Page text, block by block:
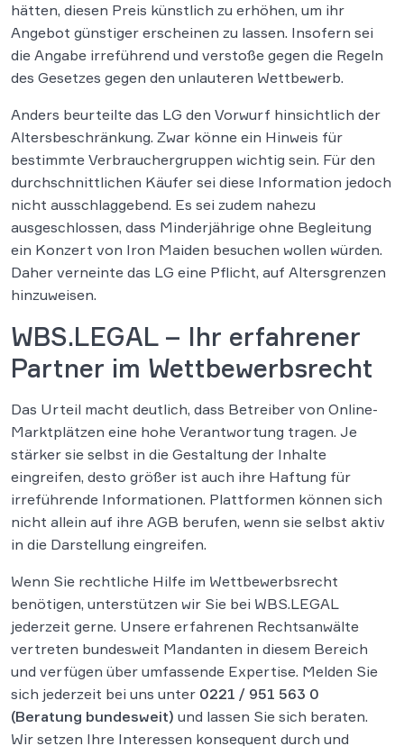
hätten, diesen Preis künstlich zu erhöhen, um ihr
Angebot günstiger erscheinen zu lassen. Insofern sei
die Angabe irreführend und verstoße gegen die Regeln
des Gesetzes gegen den unlauteren Wettbewerb.
Anders beurteilte das LG den Vorwurf hinsichtlich der
Altersbeschränkung. Zwar könne ein Hinweis für
bestimmte Verbrauchergruppen wichtig sein. Für den
durchschnittlichen Käufer sei diese Information jedoch
nicht ausschlaggebend. Es sei zudem nahezu
ausgeschlossen, dass Minderjährige ohne Begleitung
ein Konzert von Iron Maiden besuchen wollen würden.
Daher verneinte das LG eine Pflicht, auf Altersgrenzen
hinzuweisen.
WBS.LEGAL – Ihr erfahrener
Partner im Wettbewerbsrecht
Das Urteil macht deutlich, dass Betreiber von Online-
Marktplätzen eine hohe Verantwortung tragen. Je
stärker sie selbst in die Gestaltung der Inhalte
eingreifen, desto größer ist auch ihre Haftung für
irreführende Informationen. Plattformen können sich
nicht allein auf ihre AGB berufen, wenn sie selbst aktiv
in die Darstellung eingreifen.
Wenn Sie rechtliche Hilfe im Wettbewerbsrecht
benötigen, unterstützen wir Sie bei WBS.LEGAL
jederzeit gerne. Unsere erfahrenen Rechtsanwälte
vertreten bundesweit Mandanten in diesem Bereich
und verfügen über umfassende Expertise. Melden Sie
sich jederzeit bei uns unter 0221 / 951 563 0
(Beratung bundesweit) und lassen Sie sich beraten.
Wir setzen Ihre Interessen konsequent durch und